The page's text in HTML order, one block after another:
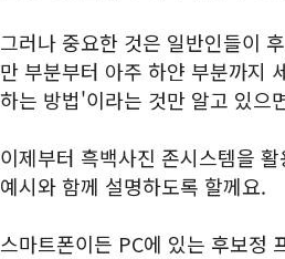
그러나 중요한 것은 일반인들이
만 부분부터 아주 하얀 부분까지
하는 방법'이라는 것만 알고 있으
이제부터 흑백사진 존시스템을
예시와 함께 설명하도록 할께요.
스마트폰이든 PC에 있는 후보정